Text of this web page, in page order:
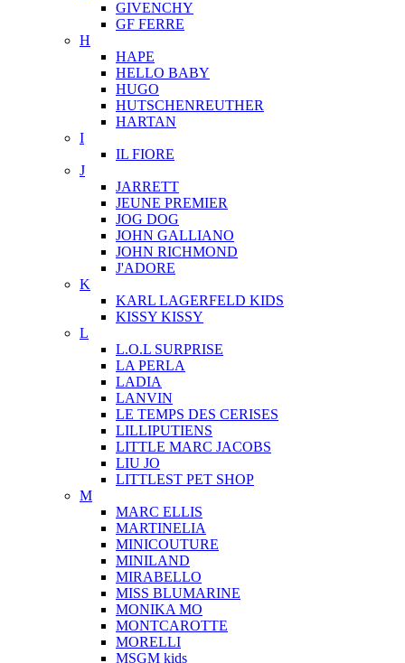
GIVENCHY
GF FERRE
H
HAPE
HELLO BABY
HUGO
HUTSCHENREUTHER
HARTAN
I
IL FIORE
J
JARRETT
JEUNE PREMIER
JOG DOG
JOHN GALLIANO
JOHN RICHMOND
J'ADORE
K
KARL LAGERFELD KIDS
KISSY KISSY
L
L.O.L SURPRISE
LA PERLA
LADIA
LANVIN
LE TEMPS DES CERISES
LILLIPUTIENS
LITTLE MARC JACOBS
LIU JO
LITTLEST PET SHOP
M
MARC ELLIS
MARTINELIA
MINICOUTURE
MINILAND
MIRABELLO
MISS BLUMARINE
MONIKA MO
MONTCAROTTE
MORELLI
MSGM kids